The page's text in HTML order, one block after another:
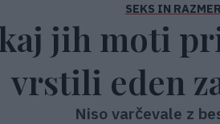
SEKS IN
jih moti
vrstili eden
Niso varčevale z